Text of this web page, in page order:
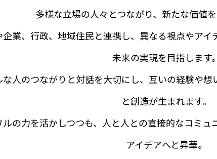
多様な立場の人々とつながり、新たな価値を
企業、行政、地域住民と連携し、異なる視点やア
未来の実現を目指します。
な人のつながりと対話を大切にし、互いの経験や
と創造が生まれます。
ルの力を活かしつつも、人と人との直接的なコミ
アイデアへと昇華。